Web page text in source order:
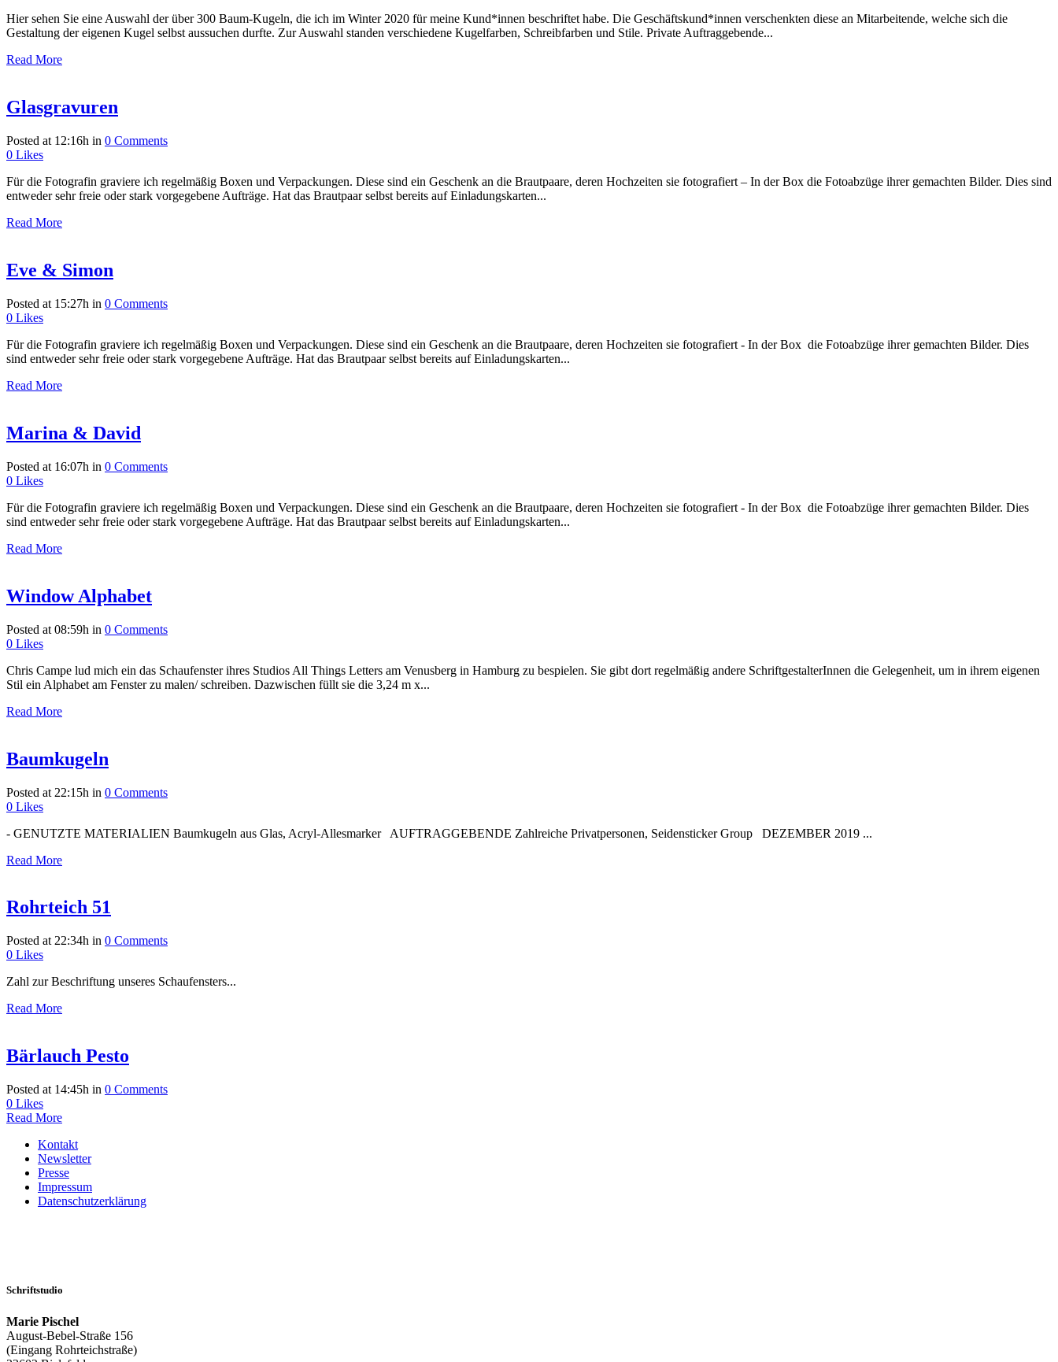
Hier sehen Sie eine Auswahl der über 300 Baum-Kugeln, die ich im Winter 2020 für meine Kund*innen beschriftet habe. Die Geschäftskund*innen verschenkten diese an Mitarbeitende, welche sich die
Gestaltung der eigenen Kugel selbst aussuchen durfte. Zur Auswahl standen verschiedene Kugelfarben, Schreibfarben und Stile. Private Auftraggebende...
Read More
Glasgravuren
Posted at 12:16h in 0 Comments
0 Likes
Für die Fotografin graviere ich regelmäßig Boxen und Verpackungen. Diese sind ein Geschenk an die Brautpaare, deren Hochzeiten sie fotografiert – In der Box die Fotoabzüge ihrer gemachten Bilder. Dies sind
entweder sehr freie oder stark vorgegebene Aufträge. Hat das Brautpaar selbst bereits auf Einladungskarten...
Read More
Eve & Simon
Posted at 15:27h in 0 Comments
0 Likes
Für die Fotografin graviere ich regelmäßig Boxen und Verpackungen. Diese sind ein Geschenk an die Brautpaare, deren Hochzeiten sie fotografiert - In der Box die Fotoabzüge ihrer gemachten Bilder. Dies
sind entweder sehr freie oder stark vorgegebene Aufträge. Hat das Brautpaar selbst bereits auf Einladungskarten...
Read More
Marina & David
Posted at 16:07h in 0 Comments
0 Likes
Für die Fotografin graviere ich regelmäßig Boxen und Verpackungen. Diese sind ein Geschenk an die Brautpaare, deren Hochzeiten sie fotografiert - In der Box die Fotoabzüge ihrer gemachten Bilder. Dies
sind entweder sehr freie oder stark vorgegebene Aufträge. Hat das Brautpaar selbst bereits auf Einladungskarten...
Read More
Window Alphabet
Posted at 08:59h in 0 Comments
0 Likes
Chris Campe lud mich ein das Schaufenster ihres Studios All Things Letters am Venusberg in Hamburg zu bespielen. Sie gibt dort regelmäßig andere SchriftgestalterInnen die Gelegenheit, um in ihrem eigenen
Stil ein Alphabet am Fenster zu malen/ schreiben. Dazwischen füllt sie die 3,24 m x...
Read More
Baumkugeln
Posted at 22:15h in 0 Comments
0 Likes
- GENUTZTE MATERIALIEN Baumkugeln aus Glas, Acryl-Allesmarker AUFTRAGGEBENDE Zahlreiche Privatpersonen, Seidensticker Group DEZEMBER 2019 ...
Read More
Rohrteich 51
Posted at 22:34h in 0 Comments
0 Likes
Zahl zur Beschriftung unseres Schaufensters...
Read More
Bärlauch Pesto
Posted at 14:45h in 0 Comments
0 Likes
Read More
Kontakt
Newsletter
Presse
Impressum
Datenschutzerklärung
Schriftstudio
Marie Pischel
August-Bebel-Straße 156
(Eingang Rohrteichstraße)